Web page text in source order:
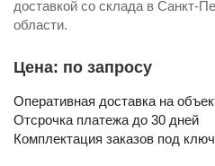
доставкой со склада в Санкт-
области.
Цена: по запросу
Оперативная доставка на
Отсрочка платежа до 30 дней
Комплектация заказов под ключ